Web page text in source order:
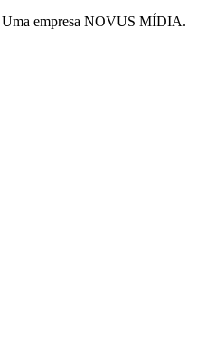
empresa NOVUS MÍDIA.